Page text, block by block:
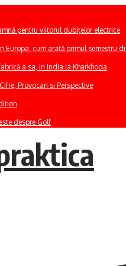
pentru viitorul dubițelor electrice
Europa: cum arată primul semestru
a sa, in India la Kharkhoda
Provocari si Perspective
despre Golf